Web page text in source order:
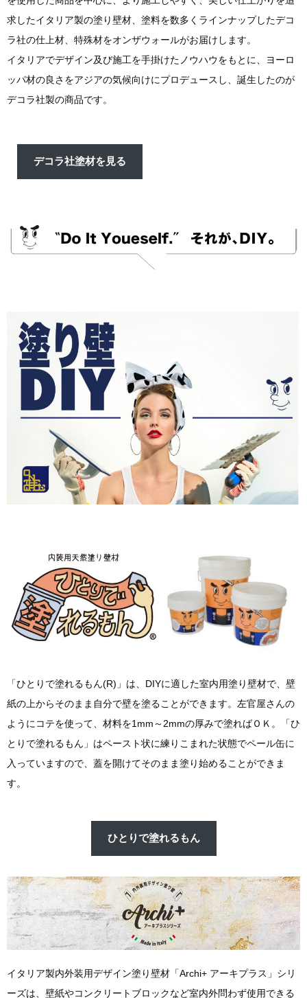
求したイタリア製の塗り壁材、塗料を数多くラインナップしたデコ
ラ社の仕上材、特殊材をオンザウォールがお届けします。
イタリアでデザイン及び施工を手掛けたノウハウをもとに、ヨーロ
ッパ材の良さをアジアの気候向けにプロデュースし、誕生したのが
デコラ社製の商品です。
デコラ社塗材を見る
「ひとりで塗れるもん(R)」は、DIYに適した室内用塗り壁材で、壁
紙の上からそのまま自分で壁を塗ることができます。左官屋さんの
ようにコテを使って、材料を1mm～2mmの厚みで塗ればＯＫ。「ひ
とりで塗れるもん」はペースト状に練りこまれた状態でペール缶に
入っていますので、蓋を開けてそのまま塗り始めることができま
す。
ひとりで塗れるもん
イタリア製内外装用デザイン塗り壁材「Archi+ アーキプラス」シリ
ーズは、壁紙やコンクリートブロックなど室内外問わず使用できる